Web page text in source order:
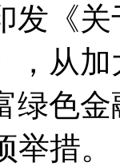
发《
，从
绿色
举措